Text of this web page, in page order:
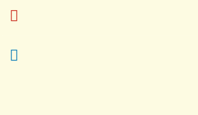
pinterest
linkedin